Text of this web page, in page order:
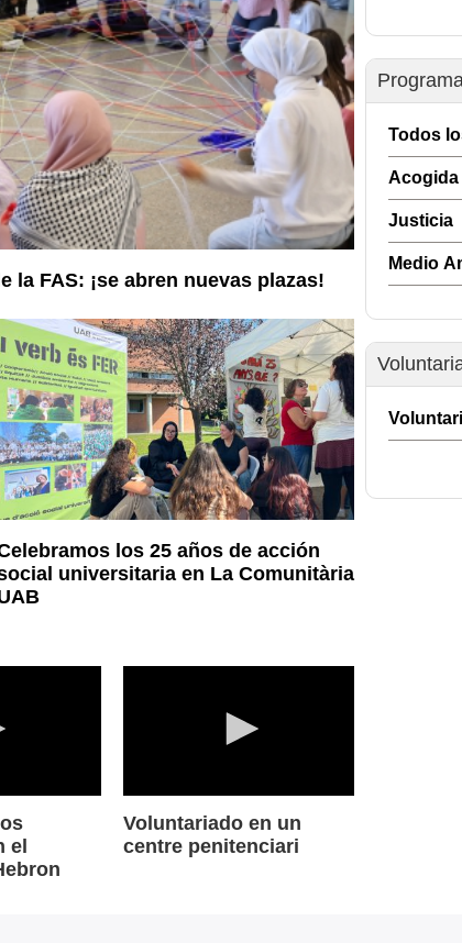
la FAS: ¡se abren nuevas plazas!
los 25 años de acción
universitaria en La Comunitària
Todos
Acogida
Justicia
Medio
el
seconds
of
0
Voluntariado en un
centre penitenciari